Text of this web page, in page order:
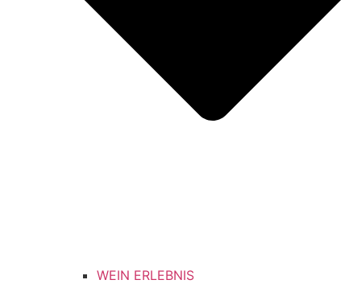
WEIN ERLEBNIS